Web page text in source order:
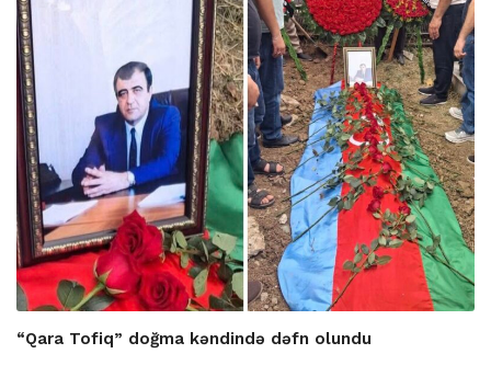
“Qara Tofiq” doğma kəndində dəfn olundu